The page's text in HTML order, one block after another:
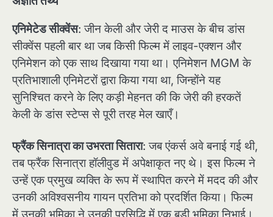
एनिमेटेड सीक्वेंस: जीन केली और जेरी द माउस के बीच डांस
सीक्वेंस पहली बार था जब किसी फिल्म में लाइव-एक्शन और
एनिमेशन को एक साथ दिखाया गया था। एनिमेशन MGM के
प्रतिभाशाली एनिमेटरों द्वारा किया गया था, जिन्होंने यह
सुनिश्चित करने के लिए कड़ी मेहनत की कि जेरी की हरकतें
केली के डांस स्टेप्स से पूरी तरह मेल खाएँ।
फ्रैंक सिनात्रा का उभरता सितारा: जब एंकर्स अवे बनाई गई थी,
तब फ्रैंक सिनात्रा हॉलीवुड में अपेक्षाकृत नए थे। इस फिल्म ने
उन्हें एक प्रमुख व्यक्ति के रूप में स्थापित करने में मदद की और
उनकी अविश्वसनीय गायन प्रतिभा को प्रदर्शित किया। फिल्म